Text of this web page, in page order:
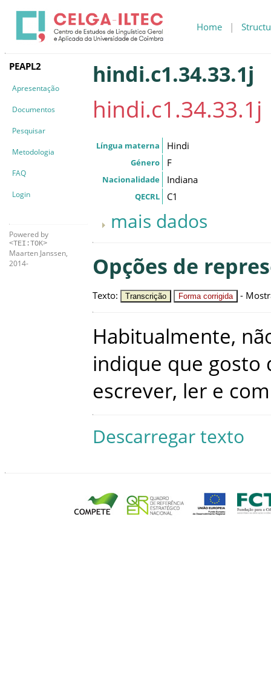
Home |
PEAPL2
Apresentação
Documentos
Pesquisar
Metodologia
FAQ
Login
Powered by
<TEI:TOK>
Maarten Janssen,
2014-
hindi.c1.34.33.1j
hindi.c1.34.33.1j
Língua materna Hindi
Género F
Nacionalidade Indiana
QECRL C1
mais dados
Opções de
Texto: Transcrição Forma corrigida -
Habitualmente,
indique que gosto
escrever, ler e
Descarregar texto